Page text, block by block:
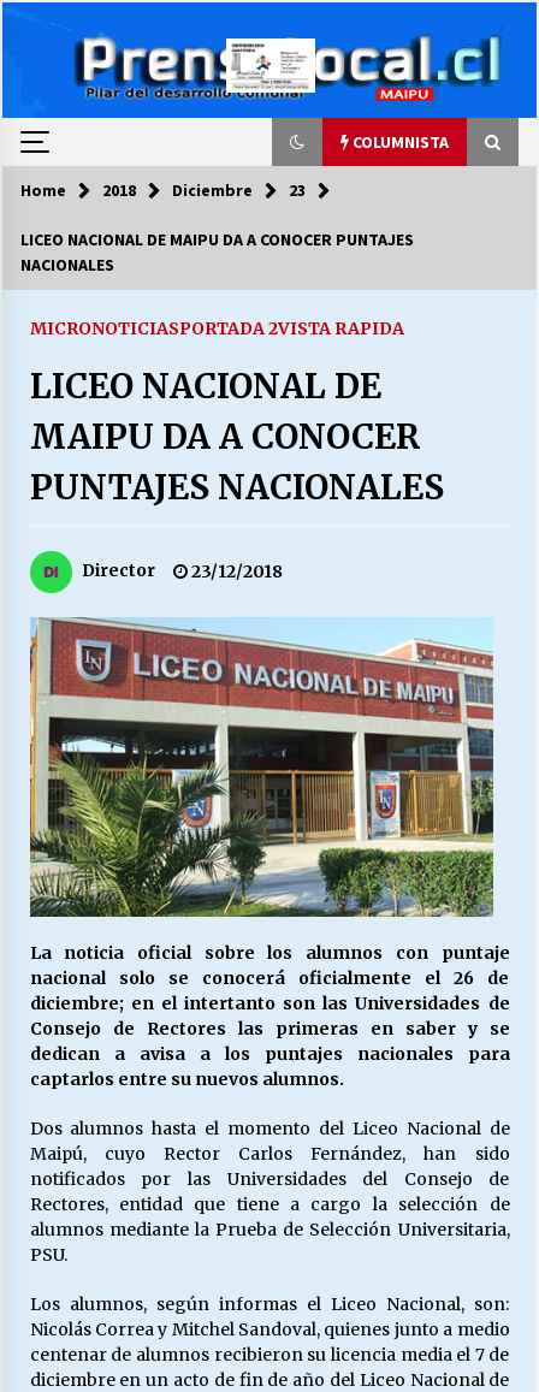
COLUMNISTA
COLUMNISTA
03/08/2026
LA DC POR SIEMPRE.RECORDANDO 69 AÑOS DE
28/07/2026
“ORGULLOSOS DE SER DC” SALUDA EL
LABORAL:
13/07/2026
Escuela hospitalaria El Carmen de Maipu.
25/06/2026
¿Qué habrían dicho?
23/06/2026
16/06/2026
MUNICIPALIDADES, HONORARIOS, DESPIDOS
28/05/2026
Releyendo la Rerum Novarum a 135 años. “La
cuestión social hoy”.
16/05/2026
30/04/2026
¿Asesores con doble sueldo?
Home 2018 Diciembre 23
LICEO NACIONAL DE MAIPU DA A CONOCER PUNTAJES
NACIONALES
MICRONOTICIASPORTADA 2VISTA RAPIDA
LICEO NACIONAL DE
MAIPU DA A CONOCER
PUNTAJES NACIONALES
Director 23/12/2018
La noticia oficial sobre los alumnos con puntaje
nacional solo se conocerá oficialmente el 26 de
diciembre; en el intertanto son las Universidades de
Consejo de Rectores las primeras en saber y se
dedican a avisa a los puntajes nacionales para
captarlos entre su nuevos alumnos.
Dos alumnos hasta el momento del Liceo Nacional de
Maipú, cuyo Rector Carlos Fernández, han sido
notificados por las Universidades del Consejo de
Rectores, entidad que tiene a cargo la selección de
alumnos mediante la Prueba de Selección Universitaria,
PSU.
Los alumnos, según informas el Liceo Nacional, son:
Nicolás Correa y Mitchel Sandoval, quienes junto a medio
centenar de alumnos recibieron su licencia media el 7 de
diciembre en un acto de fin de año del Liceo Nacional de